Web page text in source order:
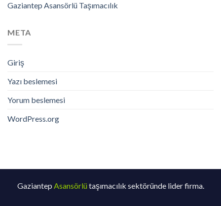
Gaziantep Asansörlü Taşımacılık
META
Giriş
Yazı beslemesi
Yorum beslemesi
WordPress.org
Gaziantep Asansörlütaşımacılık sektöründe lider firma.